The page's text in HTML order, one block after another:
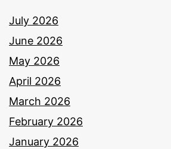
July 2026
June 2026
May 2026
April 2026
March 2026
February 2026
January 2026